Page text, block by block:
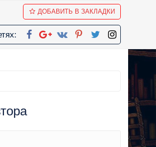
ДОБАВИТЬ В ЗАКЛАДКИ